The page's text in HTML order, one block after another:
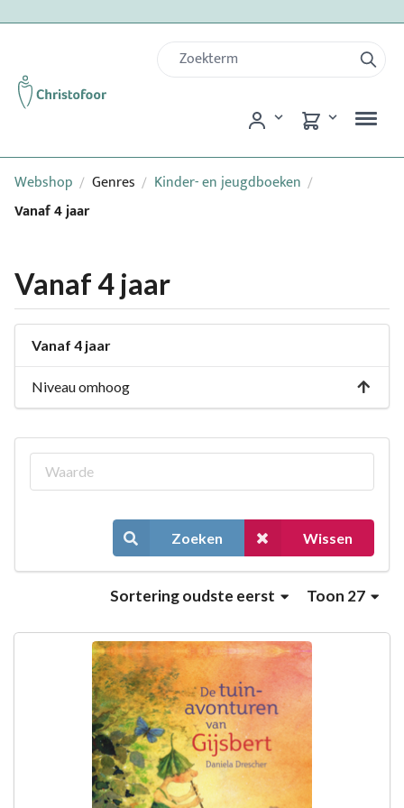
Webshop / Genres / Kinder- en jeugdboeken /
Vanaf 4 jaar
Vanaf 4 jaar
Vanaf 4 jaar
Niveau omhoog
Zoeken Wissen
Toon 27
Sorteringoudste eerst